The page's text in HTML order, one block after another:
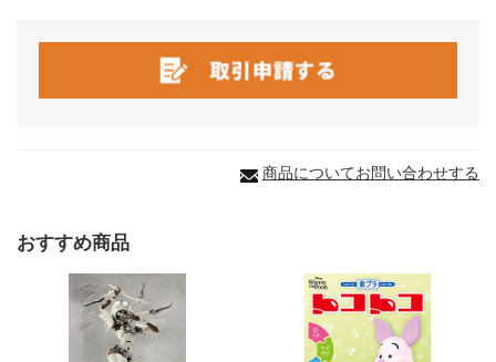
商品についてお問い合わせする
おすすめ商品